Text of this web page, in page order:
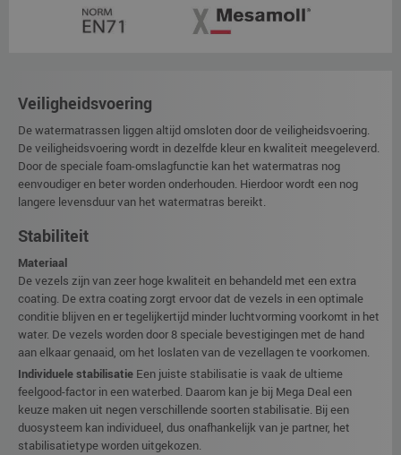
Veiligheidsvoering
De watermatrassen liggen altijd omsloten door de veiligheidsvoering.
De veiligheidsvoering wordt in dezelfde kleur en kwaliteit meegeleverd.
Door de speciale foam-omslagfunctie kan het watermatras nog
eenvoudiger en beter worden onderhouden. Hierdoor wordt een nog
langere levensduur van het watermatras bereikt.
Stabiliteit
Materiaal
De vezels zijn van zeer hoge kwaliteit en behandeld met een extra
coating. De extra coating zorgt ervoor dat de vezels in een optimale
conditie blijven en er tegelijkertijd minder luchtvorming voorkomt in het
water. De vezels worden door 8 speciale bevestigingen met de hand
aan elkaar genaaid, om het loslaten van de vezellagen te voorkomen.
Individuele stabilisatie Een juiste stabilisatie is vaak de ultieme
feelgood-factor in een waterbed. Daarom kan je bij Mega Deal een
keuze maken uit negen verschillende soorten stabilisatie. Bij een
duosysteem kan individueel, dus onafhankelijk van je partner, het
stabilisatietype worden uitgekozen.